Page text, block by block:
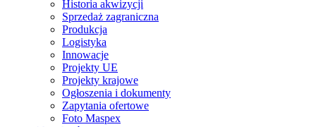
Historia akwizycji
Sprzedaż zagraniczna
Produkcja
Logistyka
Innowacje
Projekty UE
Projekty krajowe
Ogłoszenia i dokumenty
Zapytania ofertowe
Foto Maspex